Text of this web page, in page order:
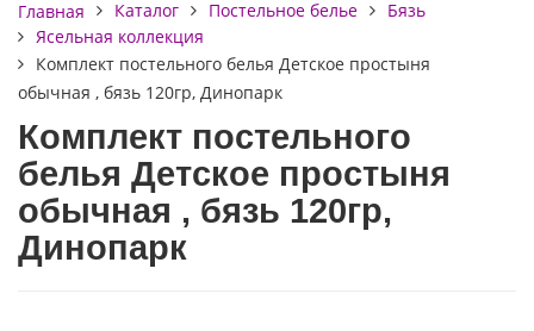
Главная Каталог Постельное белье
Бязь
Ясельная коллекция
Комплект постельного белья Детское простыня
обычная , бязь 120гр, Динопарк
Комплект постельного
белья Детское простыня
обычная , бязь 120гр,
Динопарк